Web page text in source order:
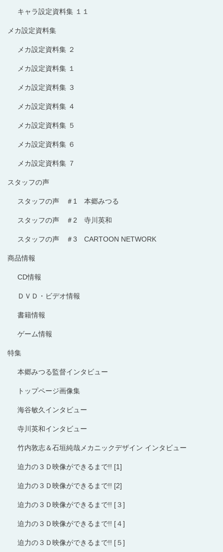
キャラ設定資料集 １１
メカ設定資料集
メカ設定資料集 ２
メカ設定資料集 １
メカ設定資料集 ３
メカ設定資料集 ４
メカ設定資料集 ５
メカ設定資料集 ６
メカ設定資料集 ７
スタッフの声
スタッフの声 ＃1 本郷みつる
スタッフの声 ＃2 寺川英和
スタッフの声 ＃3 CARTOON NETWORK
商品情報
CD情報
ＤＶＤ・ビデオ情報
書籍情報
ゲーム情報
特集
本郷みつる監督インタビュー
トップページ画像集
海谷敏久インタビュー
寺川英和インタビュー
竹内敦志＆石垣純哉メカニックデザイン インタビュー
迫力の３Ｄ映像ができるまで!! [1]
迫力の３Ｄ映像ができるまで!! [2]
迫力の３Ｄ映像ができるまで!! [３]
迫力の３Ｄ映像ができるまで!! [４]
迫力の３Ｄ映像ができるまで!! [５]